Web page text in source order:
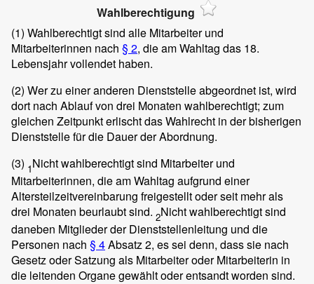
Wahlberechtigung
(1) Wahlberechtigt sind alle Mitarbeiter und
Mitarbeiterinnen nach § 2, die am Wahltag das 18.
Lebensjahr vollendet haben.
(2) Wer zu einer anderen Dienststelle abgeordnet ist, wird
dort nach Ablauf von drei Monaten wahlberechtigt; zum
gleichen Zeitpunkt erlischt das Wahlrecht in der bisherigen
Dienststelle für die Dauer der Abordnung.
(3) 1Nicht wahlberechtigt sind Mitarbeiter und
Mitarbeiterinnen, die am Wahltag aufgrund einer
Altersteilzeitvereinbarung freigestellt oder seit mehr als
drei Monaten beurlaubt sind. 2Nicht wahlberechtigt sind
daneben Mitglieder der Dienststellenleitung und die
Personen nach § 4Absatz 2, es sei denn, dass sie nach
Gesetz oder Satzung als Mitarbeiter oder Mitarbeiterin in
die leitenden Organe gewählt oder entsandt worden sind.